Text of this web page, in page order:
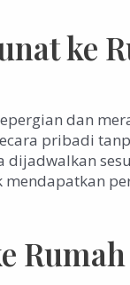
ke
dan
pribadi
dijadwalkan
mendapatkan
Rumah